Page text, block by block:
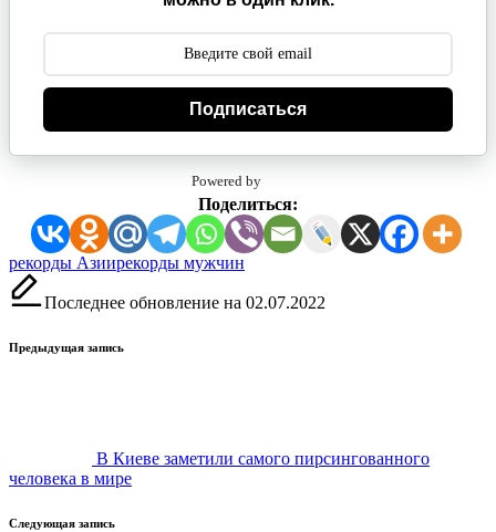
Подписаться
Powered by
Поделиться:
Метки:
рекорды Азиирекорды мужчин
Последнее обновление на 02.07.2022
Навигация
Предыдущая запись
В Киеве заметили самого пирсингованного
человека в мире
Следующая запись